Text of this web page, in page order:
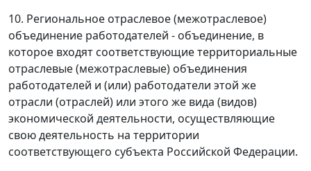
10. Региональное отраслевое (межотраслевое)
объединение работодателей - объединение, в
которое входят соответствующие территориальные
отраслевые (межотраслевые) объединения
работодателей и (или) работодатели этой же
отрасли (отраслей) или этого же вида (видов)
экономической деятельности, осуществляющие
свою деятельность на территории
соответствующего субъекта Российской Федерации.